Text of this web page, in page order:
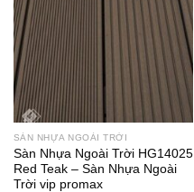
SÀN NHỰA NGOÀI TRỜI
Sàn Nhựa Ngoài Trời HG14025
Red Teak – Sàn Nhựa Ngoài
Trời vip promax